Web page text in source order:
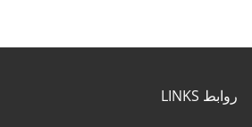
روابط LINKS